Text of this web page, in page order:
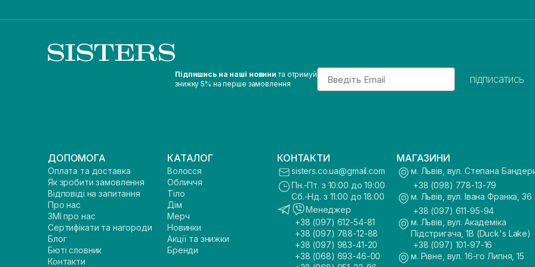
Підпишись на наші новини та отримуй
знижку 5% на перше замовлення
Email
підписатись
ДОПОМОГА
Оплата та доставка
Як зробити замовлення
Відповіді на запитання
Про нас
ЗМІ про нас
Сертифікати та нагороди
Блог
Бюті словник
Контакти
КАТАЛОГ
Волосся
Обличчя
Тіло
Дім
Мерч
Новинки
Акції та знижки
Бренди
КОНТАКТИ
sisters.co.ua@gmail.com
Пн.-Пт. з 10:00 до 19:00
Сб.-Нд. з 11:00 до 18:00
Менеджер
+38 (097) 612-54-81
+38 (097) 788-12-88
+38 (097) 983-41-20
+38 (068) 693-46-00
МАГАЗИНИ
м. Львів, вул. Степана
+38 (098) 778-13-79
м. Львів, вул. Івана Франка, 36
+38 (097) 611-95-94
м. Львів, вул. Академіка
Підстригача, 1В (Duck's Lake)
+38 (097) 101-97-16
м. Рівне, вул. 16-го Липня, 15